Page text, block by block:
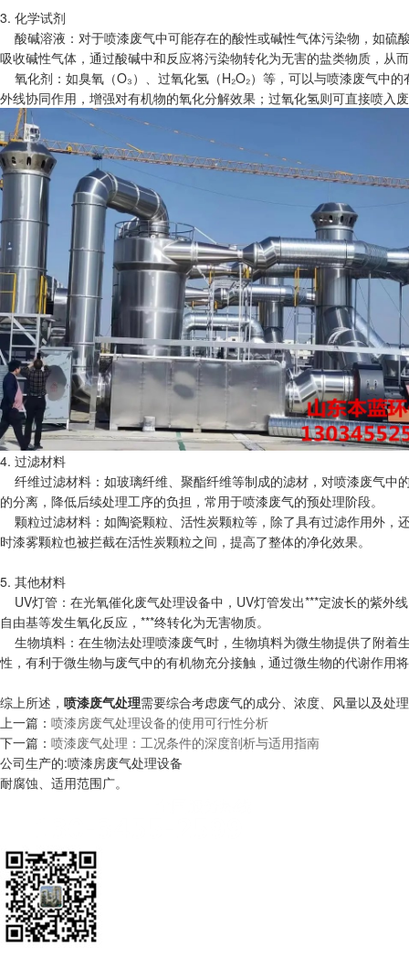
3. 化学试剂
酸碱溶液：对于喷漆废气中可能存在的酸性或碱性气体污染物，如硫
吸收碱性气体，通过酸碱中和反应将污染物转化为无害的盐类物质，从
氧化剂：如臭氧（O₃）、过氧化氢（H₂O₂）等，可以与喷漆废气中
外线协同作用，增强对有机物的氧化分解效果；过氧化氢则可直接喷入
4. 过滤材料
纤维过滤材料：如玻璃纤维、聚酯纤维等制成的滤材，对喷漆废气中
的分离，降低后续处理工序的负担，常用于喷漆废气的预处理阶段。
颗粒过滤材料：如陶瓷颗粒、活性炭颗粒等，除了具有过滤作用外，
时漆雾颗粒也被拦截在活性炭颗粒之间，提高了整体的净化效果。
5. 其他材料
UV灯管：在光氧催化废气处理设备中，UV灯管发出***定波长的紫外
自由基等发生氧化反应，***终转化为无害物质。
生物填料：在生物法处理喷漆废气时，生物填料为微生物提供了附着
性，有利于微生物与废气中的有机物充分接触，通过微生物的代谢作用
综上所述， 喷漆废气处理需要综合考虑废气的成分、浓度、风量以及处
上一篇： 喷漆房废气处理设备的使用可行性分析
下一篇： 喷漆废气处理：工况条件的深度剖析与适用指南
公司生产的:喷漆房废气处理设备
耐腐蚀、适用范围广。